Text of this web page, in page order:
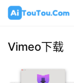
Vimeo下载